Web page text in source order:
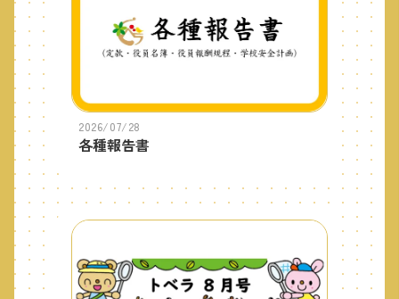
2026/07/28
各種報告書